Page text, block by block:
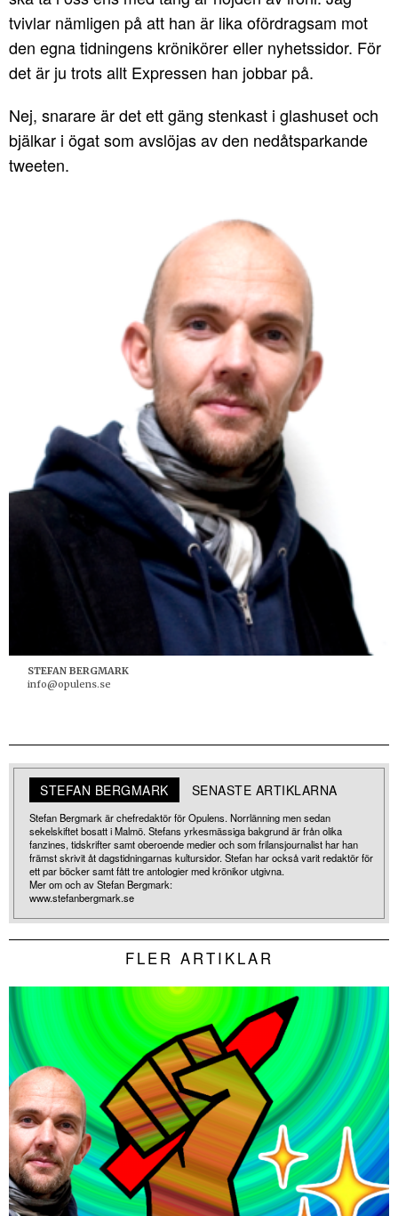
tvivlar nämligen på att han är lika ofördragsam mot
den egna tidningens krönikörer eller nyhetssidor. För
det är ju trots allt Expressen han jobbar på.
Nej, snarare är det ett gäng stenkast i glashuset och
bjälkar i ögat som avslöjas av den nedåtsparkande
tweeten.
STEFAN BERGMARK
info@opulens.se
STEFAN BERGMARK SENASTE ARTIKLARNA
Stefan Bergmark är chefredaktör för Opulens. Norrlänning men sedan
sekelskiftet bosatt i Malmö. Stefans yrkesmässiga bakgrund är från olika
fanzines, tidskrifter samt oberoende medier och som frilansjournalist har han
främst skrivit åt dagstidningarnas kultursidor. Stefan har också varit redaktör för
ett par böcker samt fått tre antologier med krönikor utgivna.
Mer om och av Stefan Bergmark:
www.stefanbergmark.se
FLER ARTIKLAR